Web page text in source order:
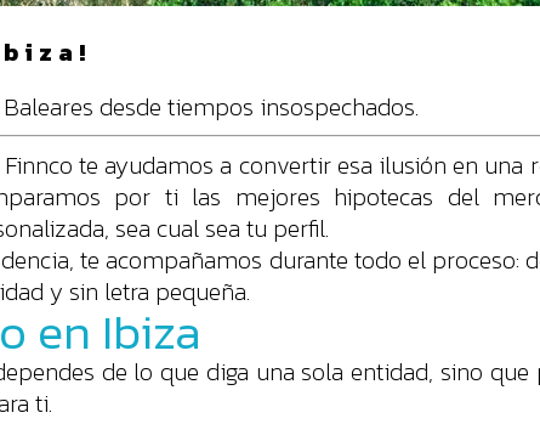
desde tiempos insospechados.
te ayudamos a convertir esa ilusión en una
por ti las mejores hipotecas del
sea cual sea tu perfil.
te acompañamos durante todo el proceso:
y sin letra pequeña.
en Ibiza
de lo que diga una sola entidad, sino que
ti.